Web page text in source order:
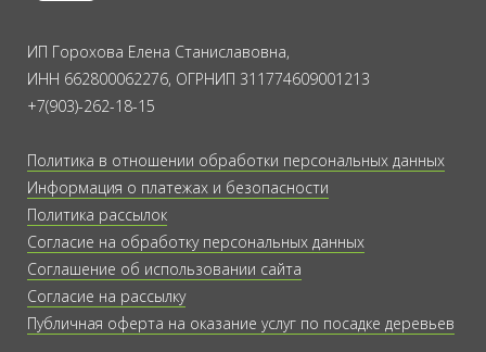
ИП Горохова Елена Станиславовна,
ИНН 662800062276, ОГРНИП 311774609001213
+7(903)-262-18-15
Политика в отношении обработки персональных данных
Информация о платежах и безопасности
Политика рассылок
Согласие на обработку персональных данных
Соглашение об использовании сайта
Согласие на рассылку
Публичная оферта на оказание услуг по посадке деревьев